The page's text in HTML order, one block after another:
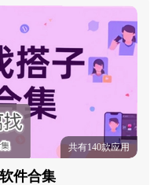
共有140款应用
件合集